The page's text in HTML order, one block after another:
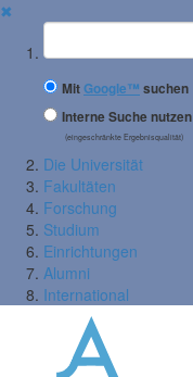
✖
Suchbegriff
MitGoogle™ suchen
Interne Suche nutzen
(eingeschränkte Ergebnisqualität)
Die Universität
Fakultäten
Forschung
Studium
Einrichtungen
Alumni
International